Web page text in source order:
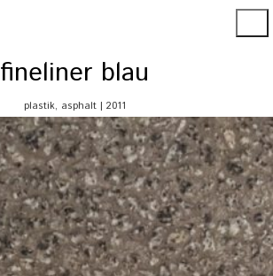
fineliner blau
plastik, asphalt | 2011